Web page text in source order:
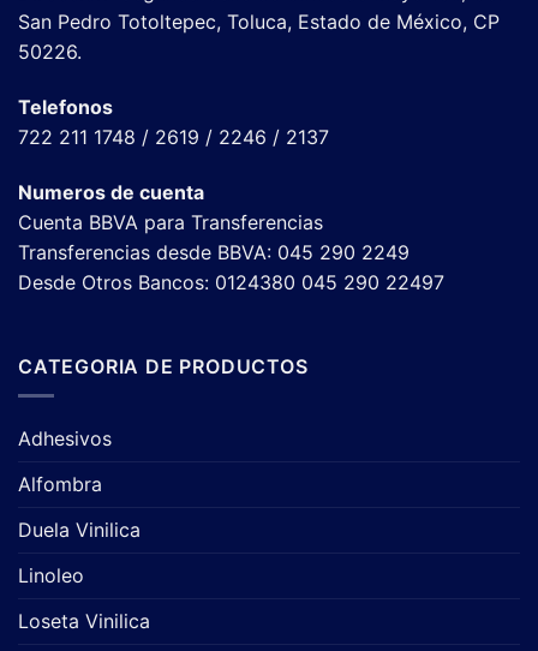
San Pedro Totoltepec, Toluca, Estado de México, CP
50226.
Telefonos
722 211 1748 / 2619 / 2246 / 2137
Numeros de cuenta
Cuenta BBVA para Transferencias
Transferencias desde BBVA: 045 290 2249
Desde Otros Bancos: 0124380 045 290 22497
CATEGORIA DE PRODUCTOS
Adhesivos
Alfombra
Duela Vinilica
Linoleo
Loseta Vinilica